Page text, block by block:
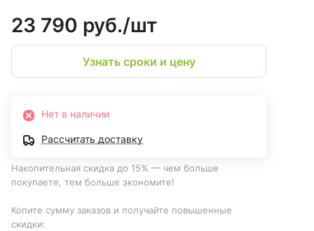
23 790 руб./шт
Узнать сроки и цену
Нет в наличии
Рассчитать доставку
Накопительная скидка до 15% — чем больше
покупаете, тем больше экономите!
Копите сумму заказов и получайте повышенные
скидки: